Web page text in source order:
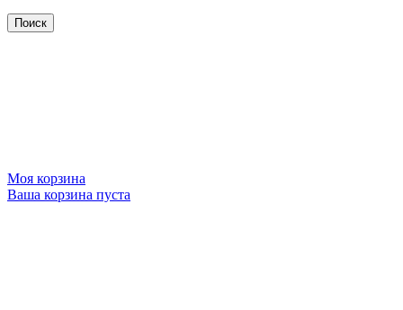
Моя корзина
Ваша корзина пуста